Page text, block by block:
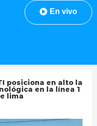
En vivo
posiciona en alto la
en la línea 1
lima